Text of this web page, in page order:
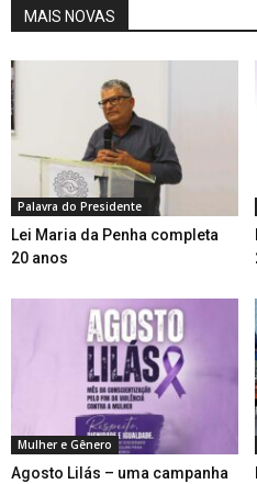
MAIS NOVAS
Palavra do Presidente
Lei Maria da Penha completa
20 anos
Mulher e Gênero
Agosto Lilás – uma campanha